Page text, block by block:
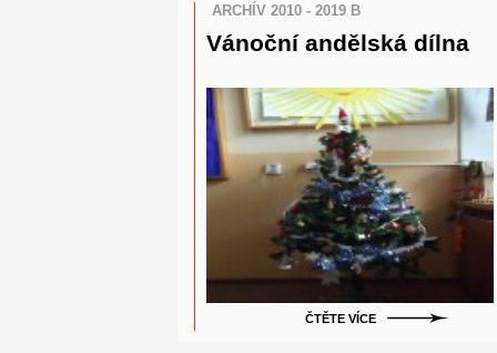
ARCHÍV 2010 - 2019 B
Vánoční andělská dílna
ČTĚTE VÍCE